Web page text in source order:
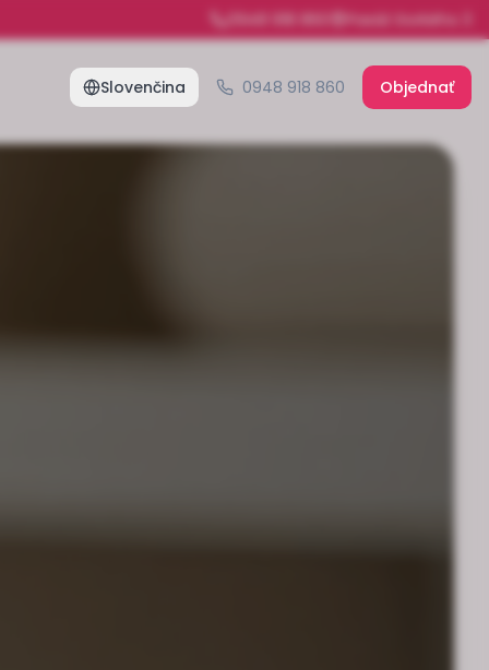
0948 918 860 Pasáž Gorkého 3
Slovenčina 0948 918 860 Objednať